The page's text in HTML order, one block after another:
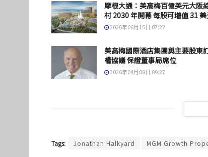
摩根大通：美高梅百億美元大阪
村 2030 年開幕 每股可增值 31
2026年06月15日 07:22
美高梅國際酒店集團與主要股東
權協議 保證董事局席位
2026年04月08日 09:27
Tags: Jonathan Halkyard MGM Growth